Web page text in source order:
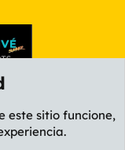
este sitio funcione,